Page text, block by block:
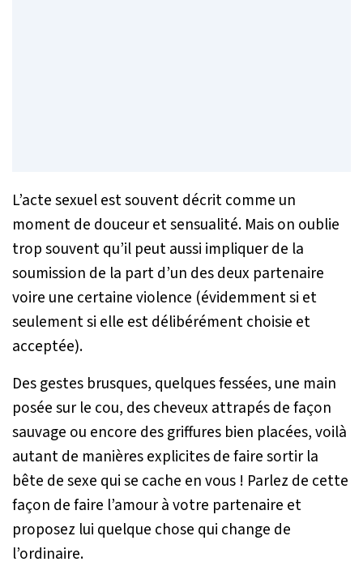
L’acte sexuel est souvent décrit comme un
moment de douceur et sensualité. Mais on oublie
trop souvent qu’il peut aussi impliquer de la
soumission de la part d’un des deux partenaire
voire une certaine violence (évidemment si et
seulement si elle est délibérément choisie et
acceptée).
Des gestes brusques, quelques fessées, une main
posée sur le cou, des cheveux attrapés de façon
sauvage ou encore des griffures bien placées, voilà
autant de manières explicites de faire sortir la
bête de sexe qui se cache en vous ! Parlez de cette
façon de faire l’amour à votre partenaire et
proposez lui quelque chose qui change de
l’ordinaire.